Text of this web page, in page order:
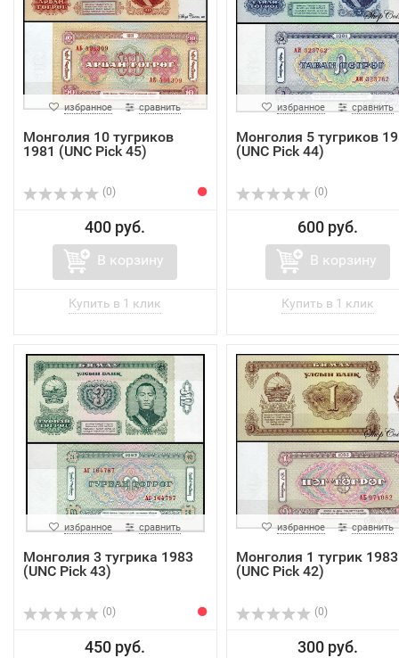
избранное сравнить
Монголия 10 тугриков
1981 (UNC Pick 45)
(0)
400 руб.
В корзину
избранное сравнить
Монголия 5 тугриков
(UNC Pick 44)
(0)
600 руб.
В корзину
избранное сравнить
Монголия 3 тугрика 1983
(UNC Pick 43)
(0)
450 руб.
избранное сравнить
Монголия 1 тугрик 1983
(UNC Pick 42)
(0)
300 руб.